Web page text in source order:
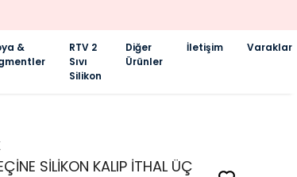
&
RTV 2
Sıvı
Silikon
Diğer
Ürünler
İletişim Varaklar
SİLİKON KALIP İTHAL ÜÇ